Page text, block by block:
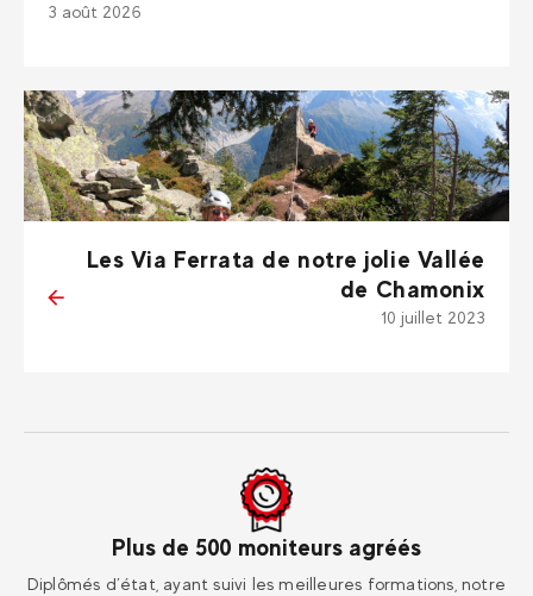
Les Via Ferrata de notre jolie Vallée
de Chamonix
10 juillet 2023
3 août 2026
Plus de 500 moniteurs agréés
Diplômés d’état, ayant suivi les meilleures formations, notre